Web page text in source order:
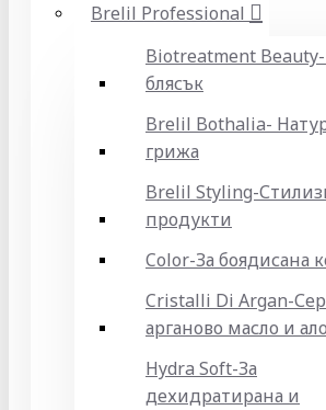
Brelil Professional
Biotreatment Beauty-
блясък
Brelil Bothalia-
грижа
Brelil Styling-
продукти
Color-За боядисана
Cristalli Di Argan-
арганово масло и
Hydra Soft-За
дехидратирана и